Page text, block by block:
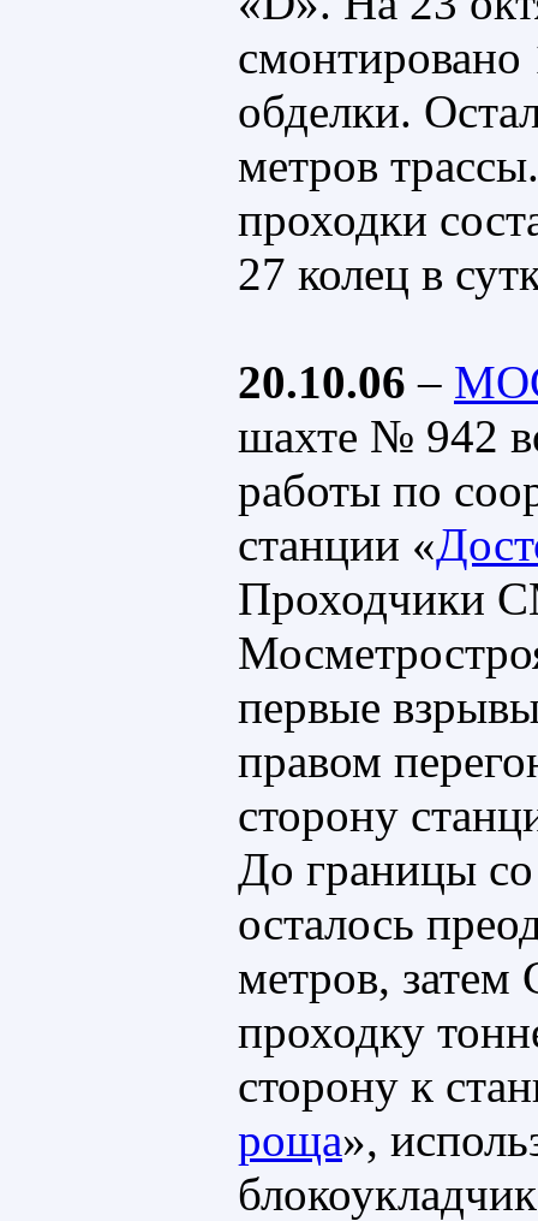
смонтировано
обделки.
метров
проходки
27 колец в
20.10.06 –
шахте № 942
работы по
станции «
Проходчики
первые
правом
сторону
До границы
осталось
метров,
проходку
сторону к
роща»,